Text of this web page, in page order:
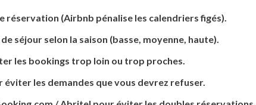
(Airbnb pénalise les calendriers figés).
séjour selon la saison (basse, moyenne, haute).
les bookings trop loin ou trop proches.
les demandes que vous devrez refuser.